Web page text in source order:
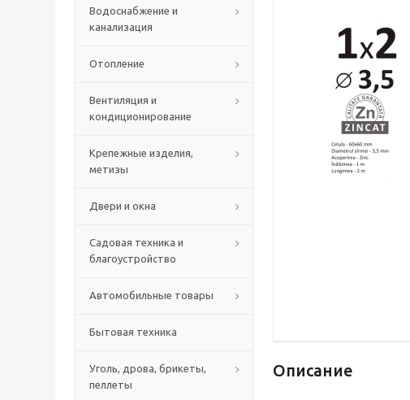
Водоснабжение и
канализация
Отопление
Вентиляция и
кондиционирование
Крепежные изделия,
метизы
Двери и окна
Садовая техника и
благоустройство
Автомобильные товары
Бытовая техника
Уголь, дрова, брикеты,
пеллеты
Описание